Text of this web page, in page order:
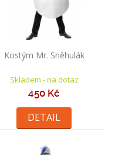
Kostým Mr. Sněhulák
Skladem - na dotaz
450 Kč
DETAIL